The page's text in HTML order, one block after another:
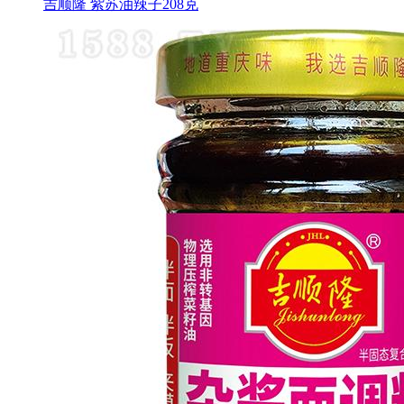
吉顺隆 紫苏油辣子208克